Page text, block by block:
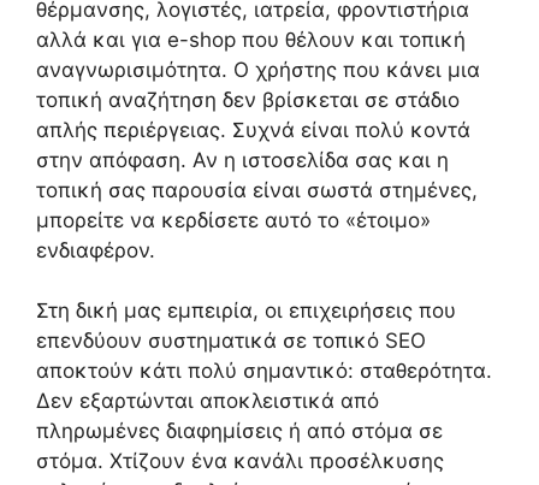
θέρμανσης, λογιστές, ιατρεία, φροντιστήρια
αλλά και για e-shop που θέλουν και τοπική
αναγνωρισιμότητα. Ο χρήστης που κάνει μια
τοπική αναζήτηση δεν βρίσκεται σε στάδιο
απλής περιέργειας. Συχνά είναι πολύ κοντά
στην απόφαση. Αν η ιστοσελίδα σας και η
τοπική σας παρουσία είναι σωστά στημένες,
μπορείτε να κερδίσετε αυτό το «έτοιμο»
ενδιαφέρον.
Στη δική μας εμπειρία, οι επιχειρήσεις που
επενδύουν συστηματικά σε τοπικό SEO
αποκτούν κάτι πολύ σημαντικό: σταθερότητα.
Δεν εξαρτώνται αποκλειστικά από
πληρωμένες διαφημίσεις ή από στόμα σε
στόμα. Χτίζουν ένα κανάλι προσέλκυσης